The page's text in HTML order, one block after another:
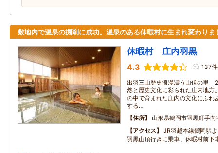
敷地内で温泉の掘削に成功。温泉のある休暇村に生まれ変わりま
休暇村 庄内羽黒
4.3 137件
出羽三山歴史浪漫漂う山伏の里
然と歴史文化に彩られた庄内地方
の中で育まれた庄内の文化にふれ
する…
住所
山形県鶴岡市羽黒町手向
アクセス
JR羽越本線鶴岡駅
羽黒山頂行きに乗車、休暇村前下